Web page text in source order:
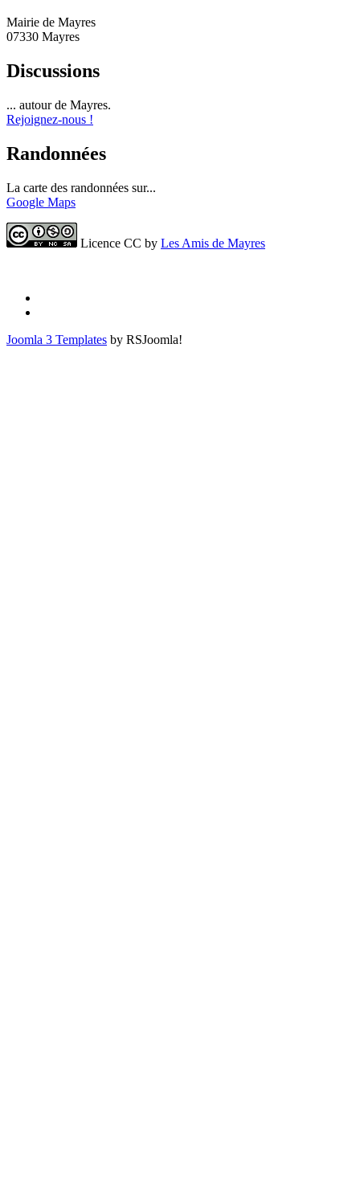
Mairie de Mayres
07330 Mayres
Discussions
... autour de Mayres.
Rejoignez-nous !
Randonnées
La carte des randonnées sur...
Google Maps
Licence CC by Les Amis de Mayres
Joomla 3 Templates by RSJoomla!